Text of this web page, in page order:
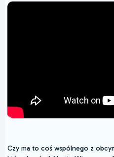
Czy ma to coś wspólnego z